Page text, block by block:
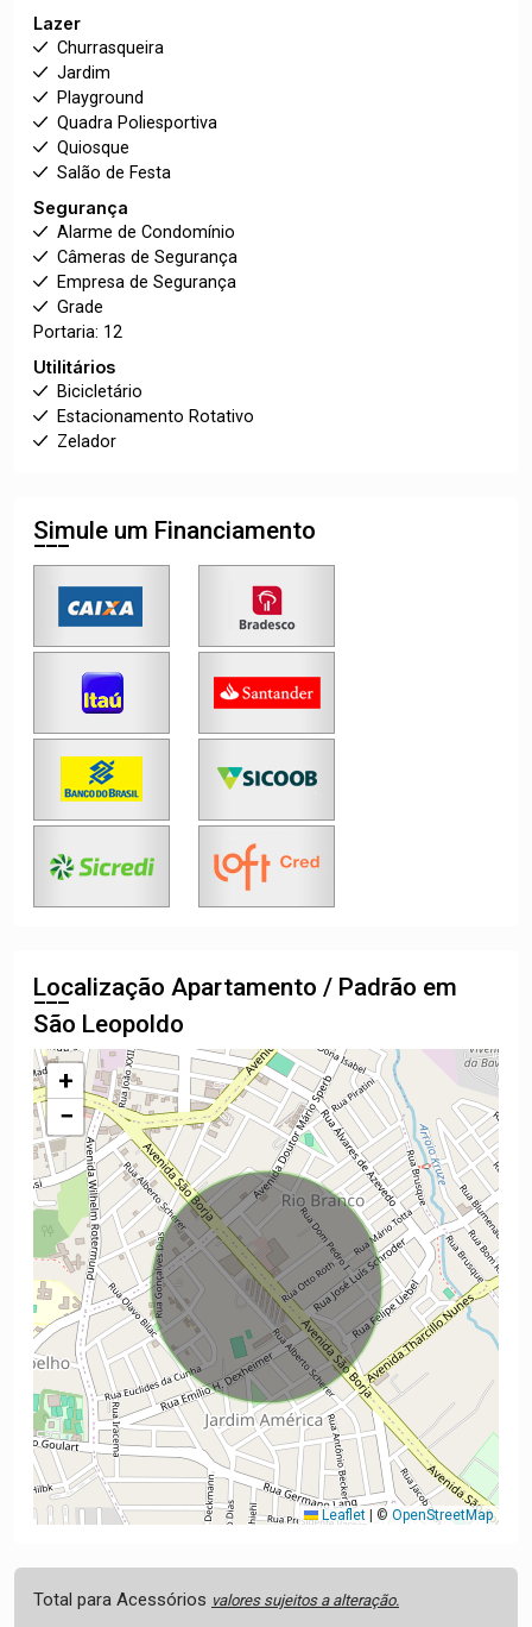
Lazer
Churrasqueira
Jardim
Playground
Quadra Poliesportiva
Quiosque
Salão de Festa
Segurança
Alarme de Condomínio
Câmeras de Segurança
Empresa de Segurança
Grade
Portaria: 12
Utilitários
Bicicletário
Estacionamento Rotativo
Zelador
Simule um Financiamento
Localização Apartamento / Padrão em
São Leopoldo
+
−
Leaflet | © OpenStreetMap
Total para Acessórios valores sujeitos a alteração.